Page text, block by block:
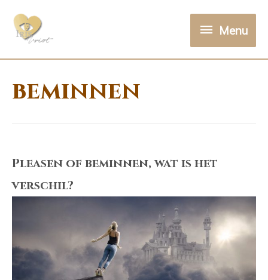
Menu
Menu
beminnen
Pleasen of beminnen, wat is het
verschil?